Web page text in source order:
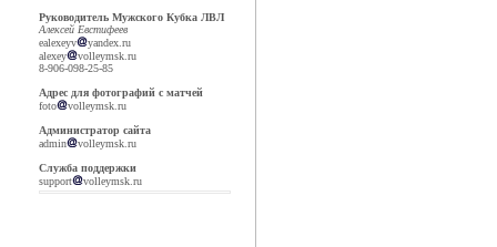
Руководитель Мужского Кубка ЛВЛ
Алексей Евстифеев
ealexeyv
yandex.ru
alexey
volleymsk.ru
8-906-098-25-85
Адрес для фотографий с матчей
foto
volleymsk.ru
Администратор сайта
admin
volleymsk.ru
Служба поддержки
support
volleymsk.ru